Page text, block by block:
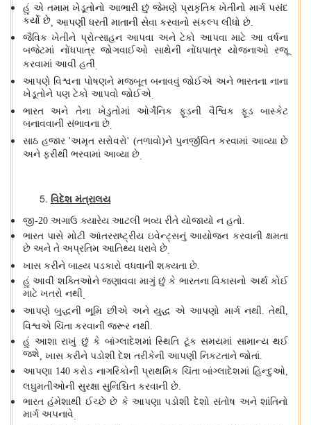
હું એ તમામ ખેડૂતોનો આભારી છું જેમણે પ્રાકૃતિક ખેતીનો માર્ગ પસંદ
કર્યો છે, આપણી ધરતી માતાની સેવા કરવાનો સંકલ્પ લીધો છે.
જૈવિક ખેતીને પ્રોત્સાહન આપવા અને ટેકો આપવા માટે આ વર્ષના
બજેટમાં નોંધપાત્ર જોગવાઈઓ સાથેની નોંધપાત્ર યોજનાઓ રજૂ
કરવામાં આવી હતી.
આપણે વિશ્વના પોષણને મજબૂત બનાવવું જોઈએ અને ભારતના નાના
ખેડૂતોને પણ ટેકો આપવો જોઈએ.
ભારત અને તેના ખેડુતોમાં ઓર્ગેનિક ફૂડની વૈશ્વિક ફૂડ બાસ્કેટ
બનાવવાની સંભાવના છે.
સાઠ હજાર'અમૃત સરોવરો' (તળાવો)ને પુનર્જીવિત કરવામાં આવ્યા છે
અને ફરીથી ભરવામાં આવ્યા છે.
વિદેશ મંત્રાલય
જી-20 અગાઉ ક્યારેય આટલી ભવ્ય રીતે યોજાયો ન હતો.
ભારત પાસે મોટી આંતરરાષ્ટ્રીય ઇવેન્ટ્સનું આયોજન કરવાની ક્ષમતા
છે અને તે અપ્રતિમ આતિથ્ય ધરાવે છે.
ખાસ કરીને બાહ્ય પડકારો વધવાની શક્યતા છે.
હું આવી શક્તિઓને જણાવવા માગું છું કે ભારતના વિકાસનો અર્થ કોઈ
માટે ખતરો નથી.
આપણે બુદ્ધની ભૂમિ છીએ અને યુદ્ધ એ આપણો માર્ગ નથી.તેથી,
વિશ્વએ ચિંતા કરવાની જરૂર નથી.
હું આશા રાખું છું કે બાંગ્લાદેશમાં સ્થિતિ ટૂંક સમયમાં સામાન્ય થઈ
જશે, ખાસ કરીને પડોશી દેશ તરીકેની આપણી નિકટતાને જોતાં.
આપણા 140કરોડ નાગરિકોની પ્રાથમિક ચિંતા બાંગ્લાદેશમાં હિન્દુઓ,
લઘુમતીઓની સુરક્ષા સુનિશ્ચિત કરવાની છે.
ભારત હંમેશાથી ઈચ્છે છે કે આપણા પડોશી દેશો સંતોષ અને શાંતિનો
માર્ગ અપનાવે.